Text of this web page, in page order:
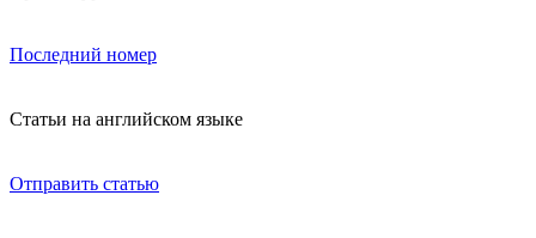
Последний номер
Статьи на английском языке
Отправить статью